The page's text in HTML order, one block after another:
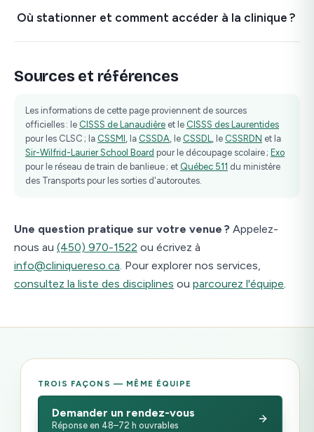
Où stationner et comment accéder à la clinique ?
Sources et références
Les informations de cette page proviennent de sources
officielles : le CISSS de Lanaudière et le CISSS des Laurentides
pour les CLSC ; la CSSMI , la CSSDA, le CSSDL, le CSSRDN et la
Sir-Wilfrid-Laurier School Board pour le découpage scolaire ; Exo
pour le réseau de train de banlieue ; et Québec 511 du ministère
des Transports pour les sorties d'autoroutes.
Une question pratique sur votre venue ? Appelez-
nous au (450) 970-1522 ou écrivez à
info@cliniquereso.ca. Pour explorer nos services,
consultez la liste des disciplines ou parcourez l'équipe.
TROIS FAÇONS — MÊME ÉQUIPE
Demander un rendez-vous
Réponse en 48–72 h ouvrables